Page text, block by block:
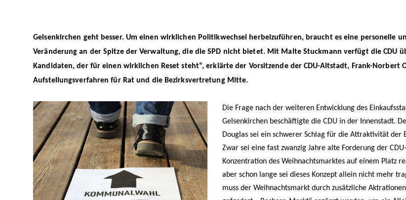
Gelsenkirchen geht besser. Um einen wirklichen Politikwechsel herbeizuführen, braucht es eine personelle
Veränderung an der Spitze der Verwaltung, die die SPD nicht bietet. Mit Malte Stuckmann verfügt die CDU
Kandidaten, der für einen wirklichen Reset steht“, erklärte der Vorsitzende der CDU-Altstadt, Frank-Norbert
Aufstellungsverfahren für Rat und die Bezirksvertretung Mitte.
Die Frage nach der weiteren Entwicklung des
Gelsenkirchen beschäftigte die CDU in der Innenstadt.
Douglas sei ein schwerer Schlag für die Attraktivität der
Zwar sei eine fast zwanzig Jahre alte Forderung der
Konzentration des Weihnachtsmarktes auf einem Platz
aber schon lange sei dieses Konzept allein nicht mehr
muss der Weihnachtsmarkt durch zusätzliche